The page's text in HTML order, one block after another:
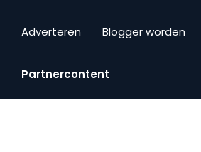
Adverteren Blogger worden
Partnercontent